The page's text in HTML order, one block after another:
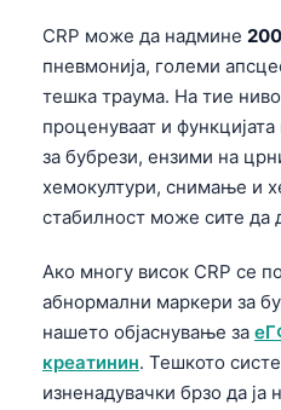
CRP може да надмине
пневмонија, големи
тешка траума. На тие
проценуваат и
за бубрези, ензими на
хемокултури, снимање и
стабилност може сите да
Ако многу висок CRP се
абнормални маркери за
нашето објаснување за
креатинин. Тешкото
изненадувачки брзо да ја
Nederlands
हिन्दी
Bahasa Indonesia
Հայերեն
Íslenska
Српски језик
Svenska
Bosanski
Azərbaycan dili